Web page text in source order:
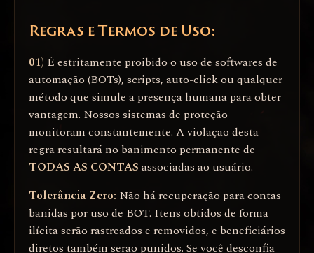
Regras e Termos de Uso:
01) É estritamente proibido o uso de softwares de
automação (BOTs), scripts, auto-click ou qualquer
método que simule a presença humana para obter
vantagem. Nossos sistemas de proteção
monitoram constantemente. A violação desta
regra resultará no banimento permanente de
TODAS AS CONTAS associadas ao usuário.
Tolerância Zero: Não há recuperação para contas
banidas por uso de BOT. Itens obtidos de forma
ilícita serão rastreados e removidos, e beneficiários
diretos também serão punidos. Se você desconfia